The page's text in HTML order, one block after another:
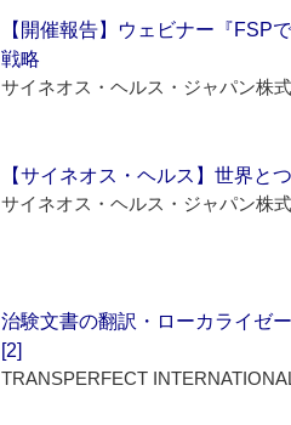
【開催報告】ウェビナー『FSP
戦略
サイネオス・ヘルス・ジャパン株
【サイネオス・ヘルス】世界
サイネオス・ヘルス・ジャパン株
治験文書の翻訳・ローカライゼ
[2]
TRANSPERFECT